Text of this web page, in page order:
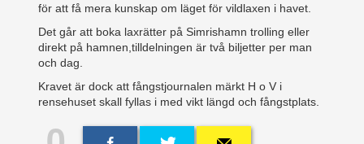
för att få mera kunskap om läget för vildlaxen i havet.
Det går att boka laxrätter på Simrishamn trolling eller
direkt på hamnen,tilldelningen är två biljetter per man
och dag.
Kravet är dock att fångstjournalen märkt H o V i
rensehuset skall fyllas i med vikt längd och fångstplats.